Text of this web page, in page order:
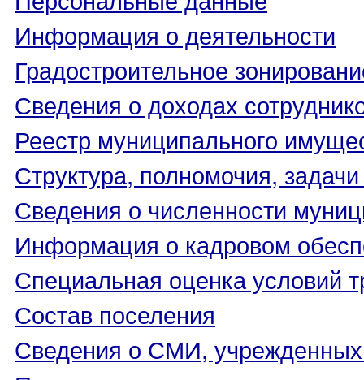
Информация о деятельности
Градостроительное
Сведения о доходах
Реестр муниципального
Структура, полномочия,
Сведения о численности
Информация о кадровом
Специальная оценка условий
Состав поселения
Сведения о СМИ,